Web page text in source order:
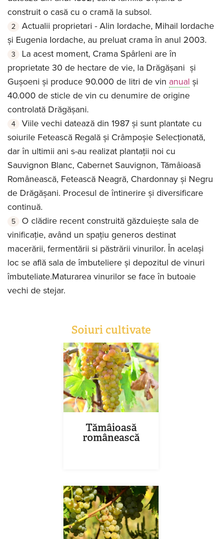
construit o casă cu o cramă la subsol.
Actualii proprietari - Alin Iordache, Mihail Iordache
și Eugenia Iordache, au preluat crama în anul 2003.
La acest moment, Crama Spârleni are în
proprietate 30 de hectare de vie, la Drăgășani și
Gușoeni și produce 90.000 de litri de vin anual și
40.000 de sticle de vin cu denumire de origine
controlată Drăgășani.
Viile vechi datează din 1987 și sunt plantate cu
soiurile Fetească Regală și Crâmpoșie Selecționată,
dar în ultimii ani s-au realizat plantații noi cu
Sauvignon Blanc, Cabernet Sauvignon, Tămâioasă
Românească, Fetească Neagră, Chardonnay și Negru
de Drăgășani. Procesul de întinerire și diversificare
continuă.
O clădire recent construită găzduiește sala de
vinificație, având un spațiu generos destinat
macerării, fermentării si păstrării vinurilor. În același
loc se află sala de îmbuteliere și depozitul de vinuri
îmbuteliate.Maturarea vinurilor se face în butoaie
vechi de stejar.
Soiuri cultivate
Tămâioasă
românească